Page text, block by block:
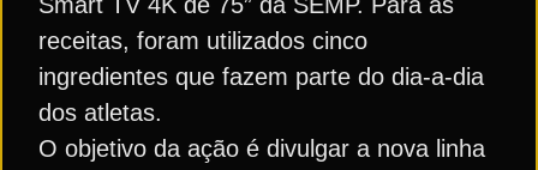
receitas, foram utilizados cinco
ingredientes que fazem parte do dia-a-dia
dos atletas.
O objetivo da ação é divulgar a nova linha